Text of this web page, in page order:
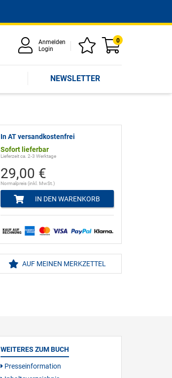
Anmelden
Login
0
NEWSLETTER
In AT versandkostenfrei
Sofort lieferbar
Lieferzeit ca. 2-3 Werktage
29,00 €
Normalpreis (inkl. MwSt.)
IN DEN WARENKORB
AUF MEINEN MERKZETTEL
WEITERES ZUM BUCH
Presseinformation